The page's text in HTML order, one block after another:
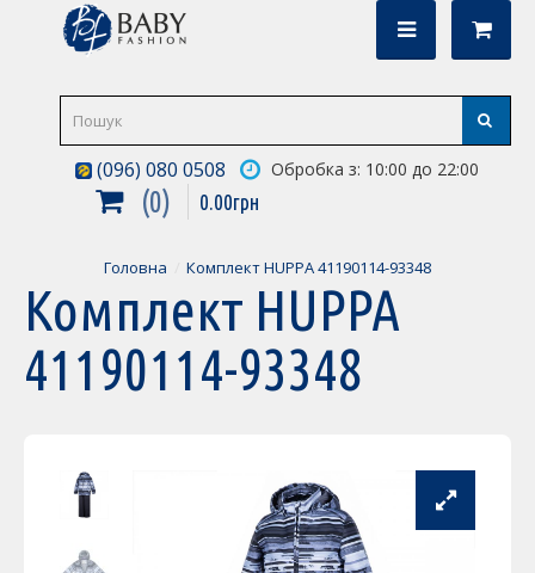
(096) 080 0508 Обробка з: 10:00 до 22:00
0 0.00грн
Головна Комплект HUPPA 41190114-93348
Комплект HUPPA
41190114-93348